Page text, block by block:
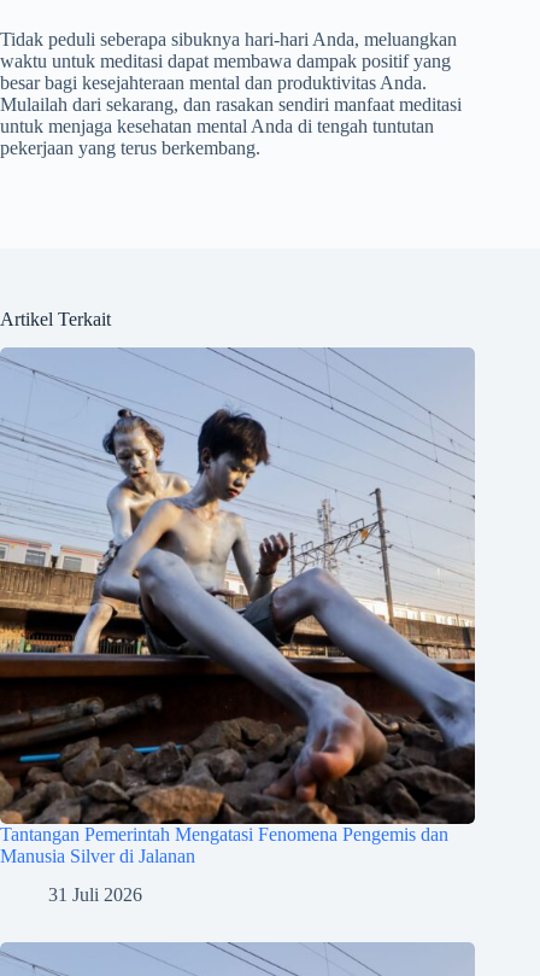
Tidak peduli seberapa sibuknya hari-hari Anda, meluangkan
waktu untuk meditasi dapat membawa dampak positif yang
besar bagi kesejahteraan mental dan produktivitas Anda.
Mulailah dari sekarang, dan rasakan sendiri manfaat meditasi
untuk menjaga kesehatan mental Anda di tengah tuntutan
pekerjaan yang terus berkembang.
Artikel Terkait
Tantangan Pemerintah Mengatasi Fenomena Pengemis dan
Manusia Silver di Jalanan
31 Juli 2026